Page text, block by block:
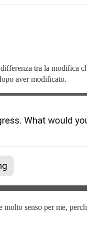
tra la modifica
aver modificato.
senso per me,